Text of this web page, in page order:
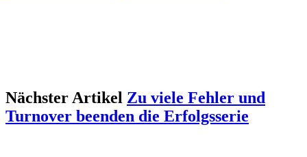
Nächster Artikel Zu viele Fehler und
Turnover beenden die Erfolgsserie